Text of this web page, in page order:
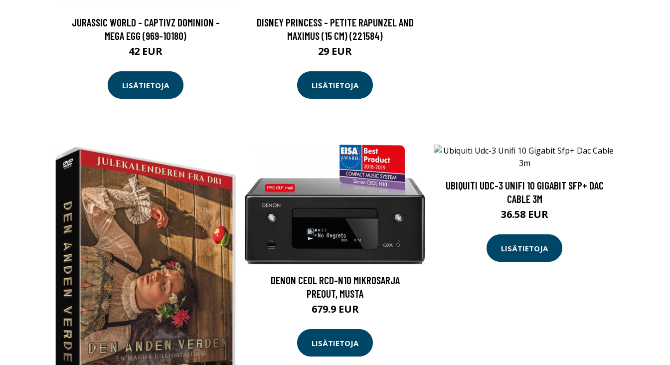
JURASSIC WORLD - CAPTIVZ DOMINION -
MEGA EGG (969-10180)
42 EUR
LISÄTIETOJA
DISNEY PRINCESS - PETITE RAPUNZEL AND
MAXIMUS (15 CM) (221584)
29 EUR
LISÄTIETOJA
DENON CEOL RCD-N10 MIKROSARJA
PREOUT, MUSTA
679.9 EUR
LISÄTIETOJA
UBIQUITI UDC-3 UNIFI 10 GIGABIT SFP+ DAC
CABLE 3M
36.58 EUR
LISÄTIETOJA